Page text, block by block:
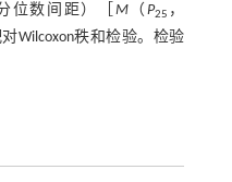
位数间距）［ M（ P25 ，
Wilcoxon秩和检验。检验